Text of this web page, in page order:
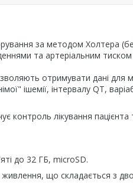
за методом Холтера
та артеріальним
отримувати дані
ішемії, інтервалу QT,
контроль лікування
до 32 ГБ, microSD.
що складається з